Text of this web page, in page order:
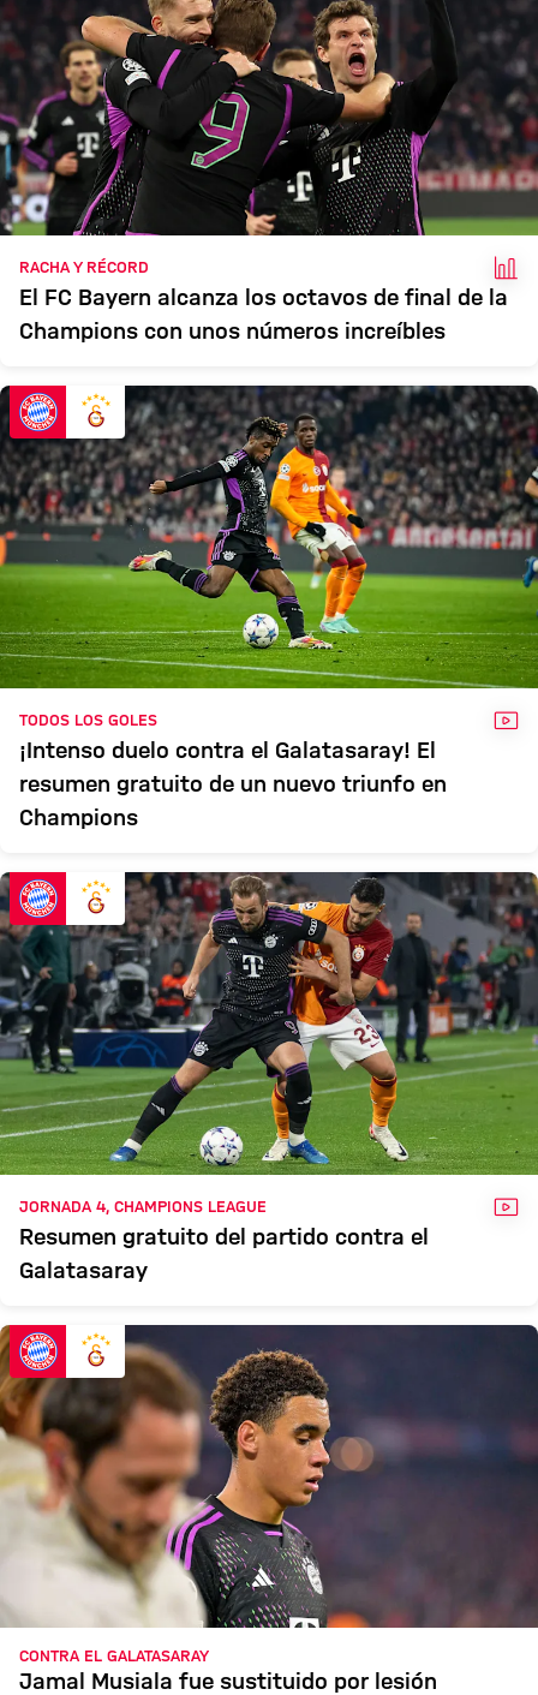
RACHA Y RÉCORD
El FC Bayern alcanza los octavos de final de la
Champions con unos números increíbles
TODOS LOS GOLES
¡Intenso duelo contra el Galatasaray! El
resumen gratuito de un nuevo triunfo en
Champions
JORNADA 4, CHAMPIONS LEAGUE
Resumen gratuito del partido contra el
Galatasaray
CONTRA EL GALATASARAY
Jamal Musiala fue sustituido por lesión